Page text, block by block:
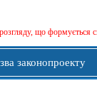
що формується
законопроекту